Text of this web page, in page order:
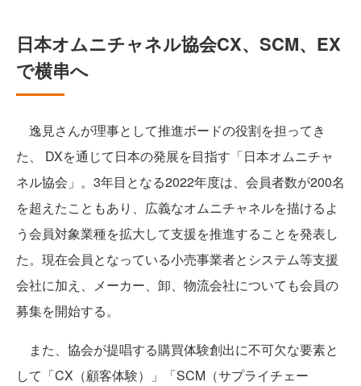
日本オムニチャネル協会CX、SCM、EX
で横串へ
逸見さんが理事として推進ボードの役割を担ってき
た、 DXを通じて日本の発展を目指す「日本オムニチャ
ネル協会」。3年目となる2022年度は、会員者数が200名
を超えたこともあり、広義なオムニチャネルを描けるよ
う会員対象業種を拡大して支援を推進することを発表し
た。現在会員となっている小売事業者とシステム等支援
会社に加え、メーカー、卸、物流会社についても会員の
募集を開始する。
また、協会が提唱する購買体験創出に不可欠な要素と
して「CX（顧客体験）」「SCM（サプライチェー